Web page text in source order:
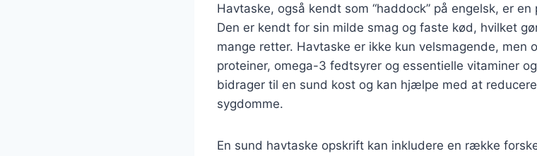
Havtaske, også kendt som “haddock” på engelsk, er
Den er kendt for sin milde smag og faste kød, hvilket
mange retter. Havtaske er ikke kun velsmagende, men
proteiner, omega-3 fedtsyrer og essentielle vitaminer
bidrager til en sund kost og kan hjælpe med at
sygdomme.
En sund havtaske opskrift kan inkludere en række